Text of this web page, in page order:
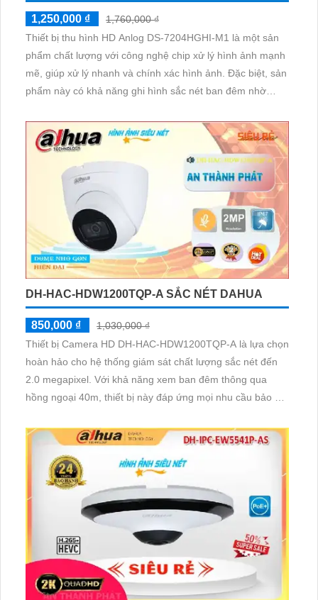
ĐẦU GHI HIKVISION DS-7204HGHI-M1
1,250,000 ₫
1,760,000 ₫
Thiết bị thu hình HD Anlog DS-7204HGHI-M1 là một sản
phẩm chất lượng với công nghệ chip xử lý hình ảnh mạnh
mẽ, giúp xử lý nhanh và chính xác hình ảnh. Đặc biệt, sản
phẩm này có khả năng ghi hình sắc nét ban đêm nhờ
công nghệ tiên tiến. Ngoài ra, nó còn được trang bị 1 ổ
cứng với dung lượng lớn để lưu trữ dữ liệu
DH-HAC-HDW1200TQP-A SẮC NÉT DAHUA
850,000 ₫
1,030,000 ₫
Thiết bị Camera HD DH-HAC-HDW1200TQP-A là lựa chọn
hoàn hảo cho hệ thống giám sát chất lượng sắc nét đến
2.0 megapixel. Với khả năng xem ban đêm thông qua
hồng ngoại 40m, thiết bị này đáp ứng mọi nhu cầu bảo vệ
cho công trình vào ban đêm. Camera được trang bị công